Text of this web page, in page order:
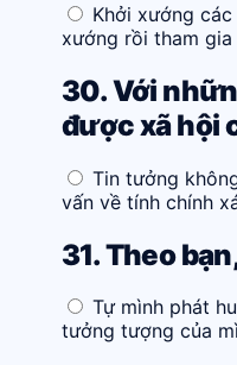
Khởi xướng
xướng rồi tham gia
30. Với
được xã hội
Tin tưởng
vấn về tính chính
31. Theo
Tự mình phát
tưởng tượng của